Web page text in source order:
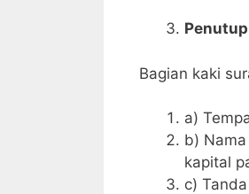
Bagian kaki
a)
b)
kapital
c)